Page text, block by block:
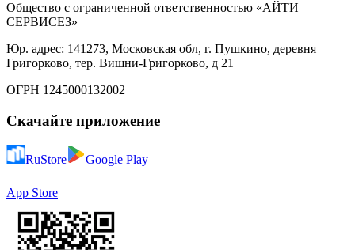
Общество с ограниченной ответственностью «АЙТИ
СЕРВИСЕЗ»
Юр. адрес: 141273, Московская обл, г. Пушкино, деревня
Григорково, тер. Вишни-Григорково, д 21
ОГРН 1245000132002
Скачайте приложение
RuStore Google Play
App Store